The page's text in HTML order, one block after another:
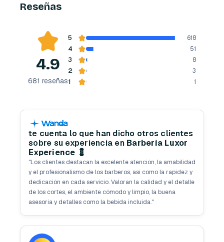
Reseñas
4.9
681 reseñas
5 618
4 51
3 8
2 3
1 1
te cuenta lo que han dicho otros clientes
sobre su experiencia en Barbería Luxor
Experience 💈
"Los clientes destacan la excelente atención, la amabilidad
y el profesionalismo de los barberos, así como la rapidez y
dedicación en cada servicio. Valoran la calidad y el detalle
de los cortes, el ambiente cómodo y limpio, la buena
asesoría y detalles como la bebida incluida."